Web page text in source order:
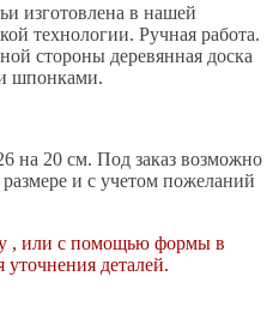
изготовлена в нашей
технологии. Ручная работа.
стороны деревянная доска
шпонками.
на 20 см. Под заказ возможно
и с учетом пожеланий
, или с помощью формы в
деталей.